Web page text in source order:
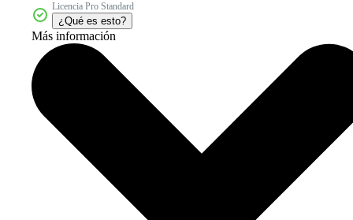
Licencia Pro Standard
¿Qué es esto?
Más información